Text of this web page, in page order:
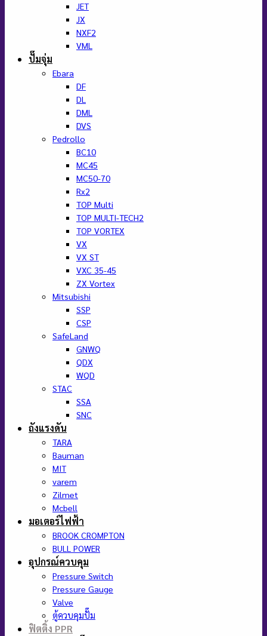
JET
JX
NXF2
VML
ปั๊มจุ่ม
Ebara
DF
DL
DML
DVS
Pedrollo
BC10
MC45
MC50-70
Rx2
TOP Multi
TOP MULTI-TECH2
TOP VORTEX
VX
VX ST
VXC 35-45
ZX Vortex
Mitsubishi
SSP
CSP
SafeLand
GNWQ
QDX
WQD
STAC
SSA
SNC
ถังแรงดัน
TARA
Bauman
MIT
varem
Zilmet
Mcbell
มอเตอร์ไฟฟ้า
BROOK CROMPTON
BULL POWER
อุปกรณ์ควบคุม
Pressure Switch
Pressure Gauge
Valve
ตู้ควบคุมปั๊ม
ฟิตติ้ง PPR